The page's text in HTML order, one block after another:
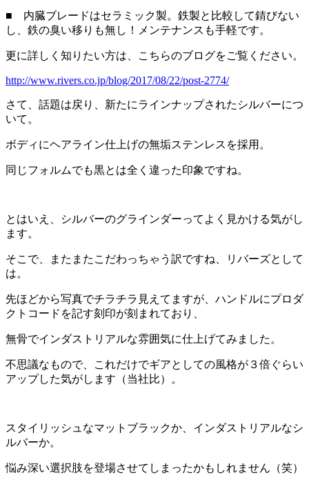
■ 内臓ブレードはセラミック製。鉄製と比較して錆びない
し、鉄の臭い移りも無し！メンテナンスも手軽です。
更に詳しく知りたい方は、こちらのブログをご覧ください。
http://www.rivers.co.jp/blog/2017/08/22/post-2774/
さて、話題は戻り、新たにラインナップされたシルバーにつ
いて。
ボディにヘアライン仕上げの無垢ステンレスを採用。
同じフォルムでも黒とは全く違った印象ですね。
とはいえ、シルバーのグラインダーってよく見かける気がし
ます。
そこで、またまたこだわっちゃう訳ですね、リバーズとして
は。
先ほどから写真でチラチラ見えてますが、ハンドルにプロダ
クトコードを記す刻印が刻まれており、
無骨でインダストリアルな雰囲気に仕上げてみました。
不思議なもので、これだけでギアとしての風格が３倍ぐらい
アップした気がします（当社比）。
スタイリッシュなマットブラックか、インダストリアルなシ
ルバーか。
悩み深い選択肢を登場させてしまったかもしれません（笑）